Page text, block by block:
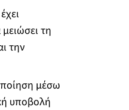
τη
την
μέσω
υποβολή